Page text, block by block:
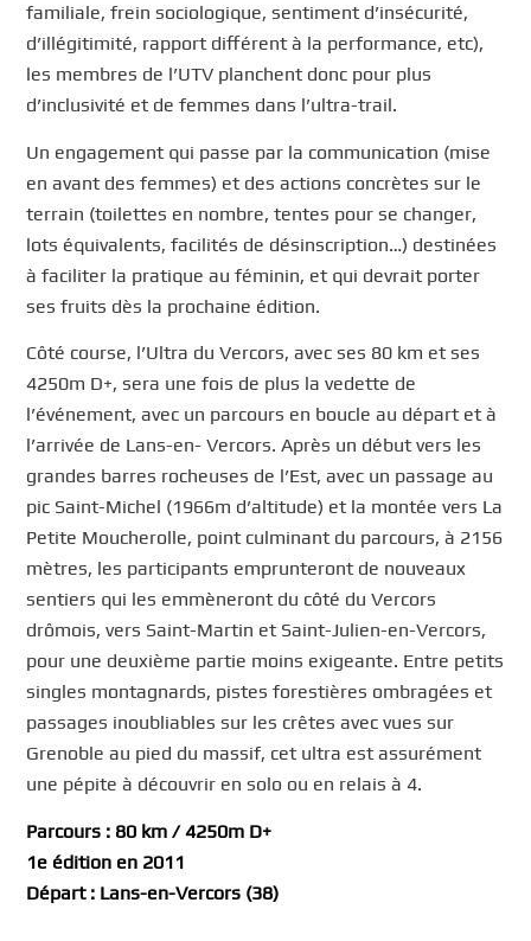
familiale, frein sociologique, sentiment d’insécurité,
d’illégitimité, rapport différent à la performance, etc),
les membres de l’UTV planchent donc pour plus
d’inclusivité et de femmes dans l’ultra-trail.
Un engagement qui passe par la communication (mise
en avant des femmes) et des actions concrètes sur le
terrain (toilettes en nombre, tentes pour se changer,
lots équivalents, facilités de désinscription…) destinées
à faciliter la pratique au féminin, et qui devrait porter
ses fruits dès la prochaine édition.
Côté course, l’Ultra du Vercors, avec ses 80 km et ses
4250m D+, sera une fois de plus la vedette de
l’événement, avec un parcours en boucle au départ et à
l’arrivée de Lans-en- Vercors. Après un début vers les
grandes barres rocheuses de l’Est, avec un passage au
pic Saint-Michel (1966m d’altitude) et la montée vers La
Petite Moucherolle, point culminant du parcours, à 2156
mètres, les participants emprunteront de nouveaux
sentiers qui les emmèneront du côté du Vercors
drômois, vers Saint-Martin et Saint-Julien-en-Vercors,
pour une deuxième partie moins exigeante. Entre petits
singles montagnards, pistes forestières ombragées et
passages inoubliables sur les crêtes avec vues sur
Grenoble au pied du massif, cet ultra est assurément
une pépite à découvrir en solo ou en relais à 4.
Parcours : 80 km / 4250m D+
1e édition en 2011
Départ : Lans-en-Vercors (38)